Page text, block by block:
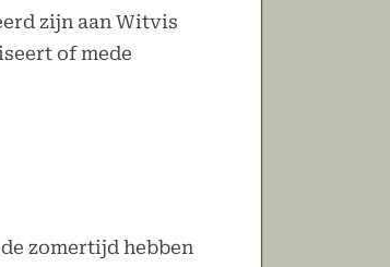
zijn aan Witvis
of mede
zomertijd hebben